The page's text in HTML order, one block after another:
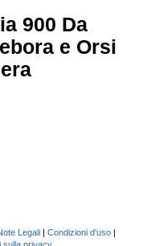
900 Da
e Orsi
Legali| Condizioni d'uso|